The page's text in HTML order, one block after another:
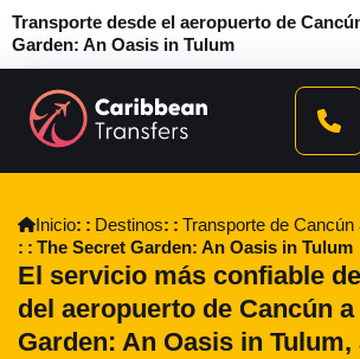
Transporte desde el aeropuerto de
Garden: An Oasis in Tulum
Inicio Destinos Transporte de Cancún
The Secret Garden: An Oasis in Tulum
El servicio más confiable
del aeropuerto de Cancún
Garden: An Oasis in